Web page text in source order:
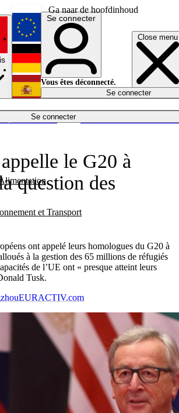
Ga naar de hoofdinhoud
Close menu
Se connecter
et Transport
Économie
English
Deutsch
Español
Se connecter
Vous êtes déconnecté.
Se connecter
le G20 à
question des
ont appelé leurs homologues du G20 à
à la gestion des 65 millions de réfugiés
de l’UE ont « presque atteint leurs
Tusk.
EURACTIV.com